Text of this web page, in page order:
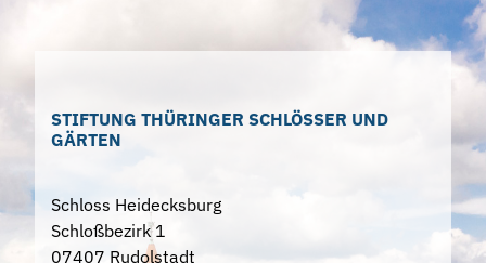
STIFTUNG THÜRINGER SCHLÖSSER UND
GÄRTEN
Schloss Heidecksburg
Schloßbezirk 1
07407 Rudolstadt